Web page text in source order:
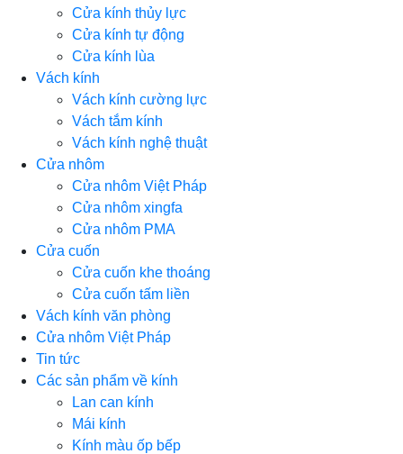
Cửa kính thủy lực
Cửa kính tự động
Cửa kính lùa
Vách kính
Vách kính cường lực
Vách tắm kính
Vách kính nghệ thuật
Cửa nhôm
Cửa nhôm Việt Pháp
Cửa nhôm xingfa
Cửa nhôm PMA
Cửa cuốn
Cửa cuốn khe thoáng
Cửa cuốn tấm liền
Vách kính văn phòng
Cửa nhôm Việt Pháp
Tin tức
Các sản phẩm về kính
Lan can kính
Mái kính
Kính màu ốp bếp